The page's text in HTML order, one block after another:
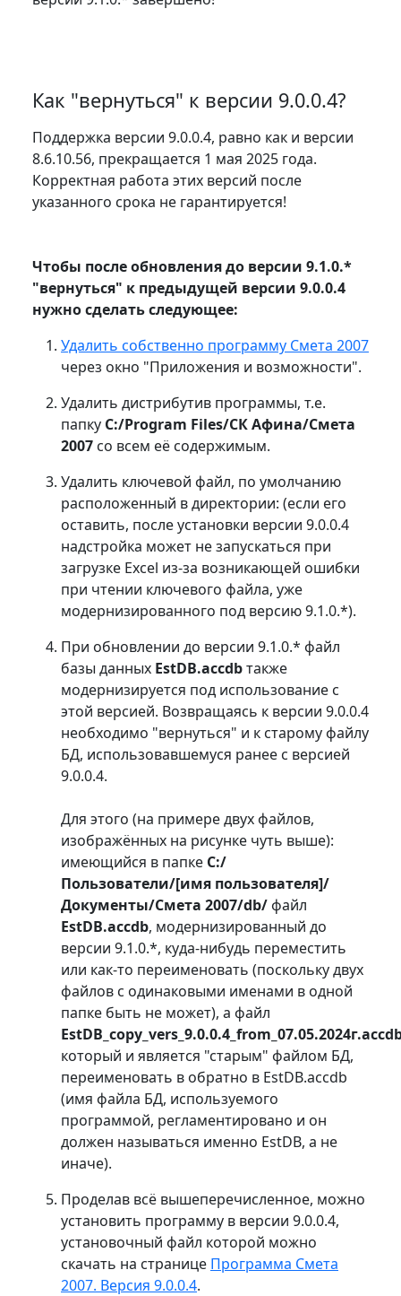
Как "вернуться" к версии 9.0.0.4?
Поддержка версии 9.0.0.4, равно как и версии
8.6.10.56, прекращается 1 мая 2025 года.
Корректная работа этих версий после
указанного срока не гарантируется!
Чтобы после обновления до версии 9.1.0.*
"вернуться" к предыдущей версии 9.0.0.4
нужно сделать следующее:
Удалить собственно программу Смета 2007
через окно "Приложения и возможности".
Удалить дистрибутив программы, т.е.
папку C:/Program Files/СК Афина/Смета
2007 со всем её содержимым.
Удалить ключевой файл, по умолчанию
расположенный в директории: (если его
оставить, после установки версии 9.0.0.4
надстройка может не запускаться при
загрузке Excel из-за возникающей ошибки
при чтении ключевого файла, уже
модернизированного под версию 9.1.0.*).
При обновлении до версии 9.1.0.* файл
базы данных EstDB.accdbтакже
модернизируется под использование с
этой версией. Возвращаясь к версии 9.0.0.4
необходимо "вернуться" и к старому файлу
БД, использовавшемуся ранее с версией
9.0.0.4.
Для этого (на примере двух файлов,
изображённых на рисунке чуть выше):
имеющийся в папке C:/
Пользователи/[имя пользователя]/
Документы/Смета 2007/db/файл
EstDB.accdb, модернизированный до
версии 9.1.0.*, куда-нибудь переместить
или как-то переименовать (поскольку двух
файлов с одинаковыми именами в одной
папке быть не может), а файл
который и является "старым" файлом БД,
переименовать в обратно в EstDB.accdb
(имя файла БД, используемого
программой, регламентировано и он
должен называться именно EstDB, а не
иначе).
Проделав всё вышеперечисленное, можно
установить программу в версии 9.0.0.4,
установочный файл которой можно
скачать на странице Программа Смета
2007. Версия 9.0.0.4.